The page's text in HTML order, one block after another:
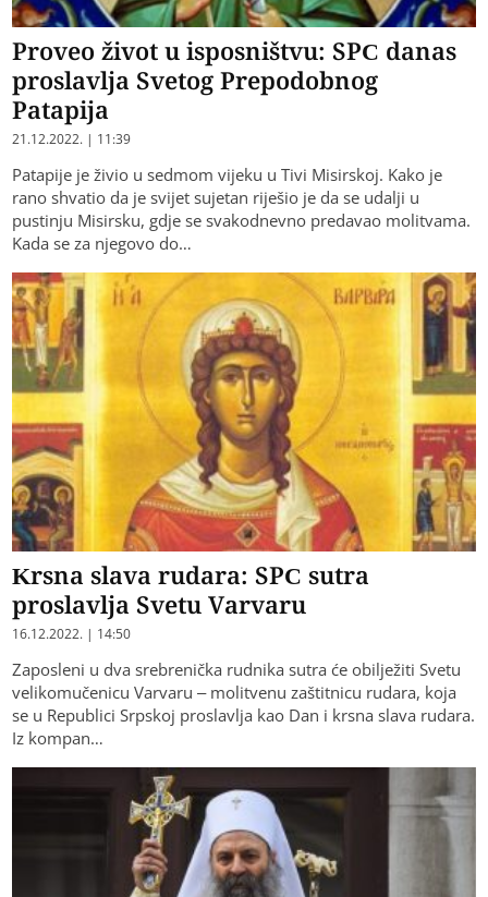
Proveo život u isposništvu: SPC danas
proslavlja Svetog Prepodobnog
Patapija
21.12.2022. | 11:39
Patapije je živio u sedmom vijeku u Tivi Misirskoj. Kako je
rano shvatio da je svijet sujetan riješio je da se udalji u
pustinju Misirsku, gdje se svakodnevno predavao molitvama.
Kada se za njegovo do…
Krsna slava rudara: SPC sutra
proslavlja Svetu Varvaru
16.12.2022. | 14:50
Zaposleni u dva srebrenička rudnika sutra će obilježiti Svetu
velikomučenicu Varvaru – molitvenu zaštitnicu rudara, koja
se u Republici Srpskoj proslavlja kao Dan i krsna slava rudara.
Iz kompan…